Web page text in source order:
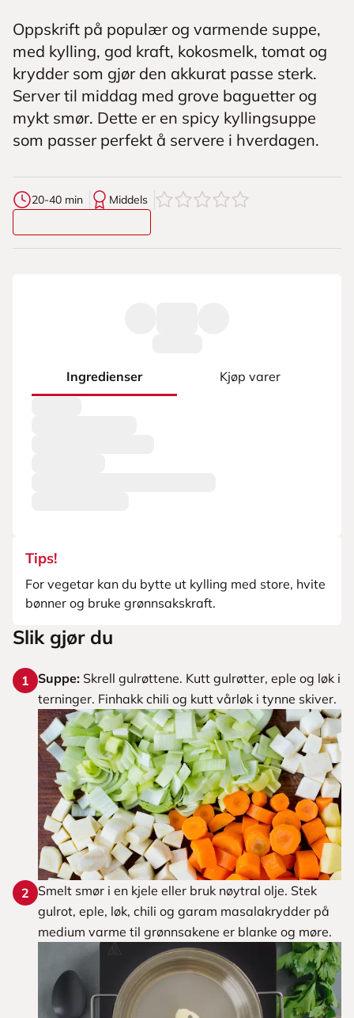
Oppskrift på populær og varmende suppe,
med kylling, god kraft, kokosmelk, tomat og
krydder som gjør den akkurat passe sterk.
Server til middag med grove baguetter og
mykt smør. Dette er en spicy kyllingsuppe
som passer perfekt å servere i hverdagen.
20-40 min Middels 0av5stjerner
Ingredienser Kjøp varer
Tips!
For vegetar kan du bytte ut kylling med store, hvite
bønner og bruke grønnsakskraft.
Slik gjør du
1 Suppe: Skrell gulrøttene. Kutt gulrøtter, eple og løk i
terninger. Finhakk chili og kutt vårløk i tynne skiver.
2
Smelt smør i en kjele eller bruk nøytral olje. Stek
gulrot, eple, løk, chili og garam masalakrydder på
medium varme til grønnsakene er blanke og møre.